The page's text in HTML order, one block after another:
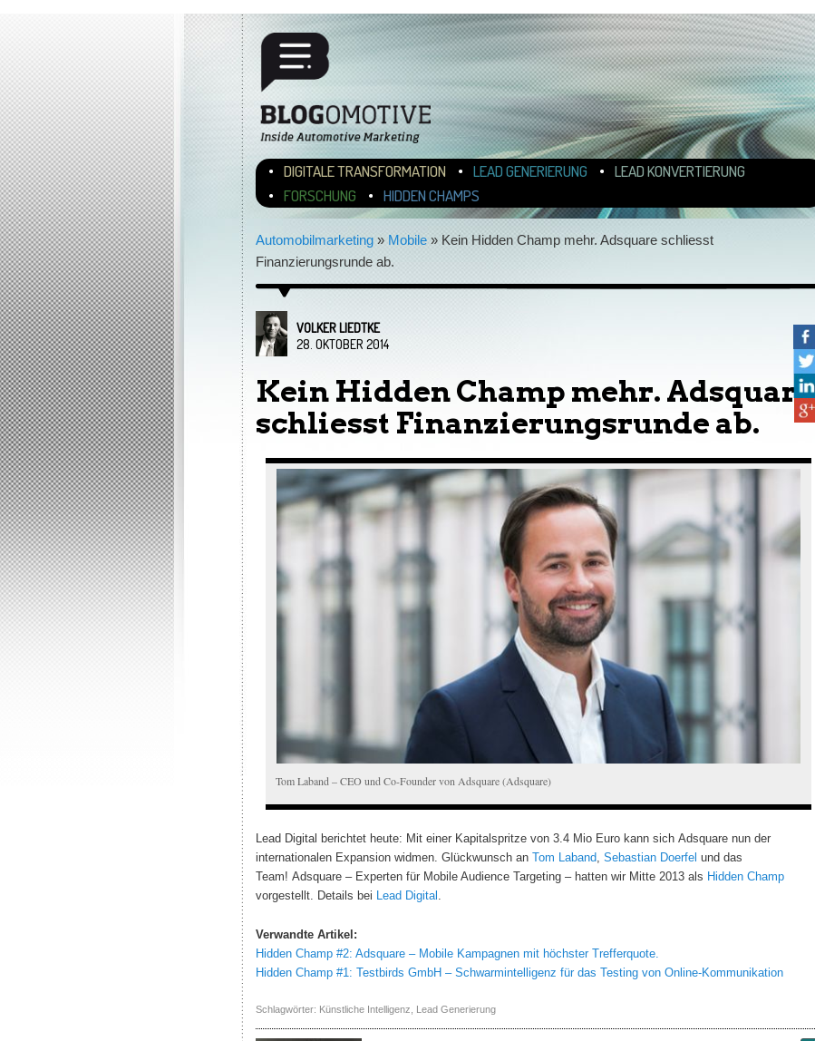
Hauptmenü
ZUM INHALT WECHSELN
ZUM SEKUNDÄREN INHALT WECHSELN
DIGITALE TRANSFORMATION LEAD GENERIERUNG
LEAD KONVERTIERUNG
FORSCHUNG
HIDDEN CHAMPS
Automobilmarketing» Mobile» Kein Hidden Champ mehr. Adsquare schliesst
Finanzierungsrunde ab.
VOLKER LIEDTKE
28. OKTOBER 2014
Kein Hidden Champ mehr. Adsquare
schliesst Finanzierungsrunde ab.
Tom Laband – CEO und Co-Founder von Adsquare (Adsquare)
Lead Digital berichtet heute: Mit einer Kapitalspritze von 3.4 Mio Euro kann sich Adsquare nun der
internationalen Expansion widmen. Glückwunsch an Tom Laband, Sebastian Doerfel und das
Team! Adsquare – Experten für Mobile Audience Targeting – hatten wir Mitte 2013 als Hidden Champ
vorgestellt. Details bei Lead Digital .
Verwandte Artikel:
Hidden Champ #2: Adsquare – Mobile Kampagnen mit höchster Trefferquote.
Hidden Champ #1: Testbirds GmbH – Schwarmintelligenz für das Testing von Online-Kommunikation
Schlagwörter: Künstliche Intelligenz Lead Generierung